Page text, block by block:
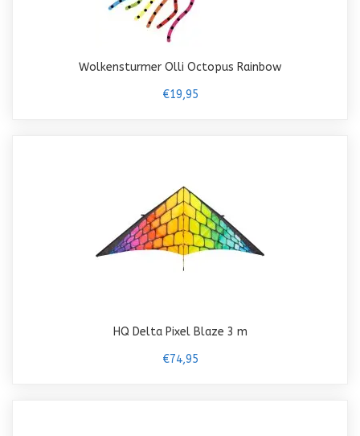
Wolkensturmer Olli Octopus Rainbow
€19,95
HQ Delta Pixel Blaze 3 m
€74,95